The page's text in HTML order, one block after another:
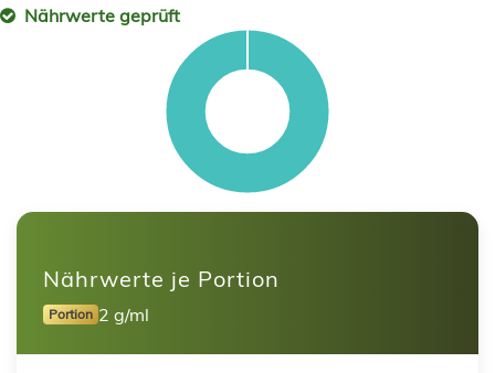
Nährwerte geprüft
Nährwerte je Portion
Portion 2 g/ml